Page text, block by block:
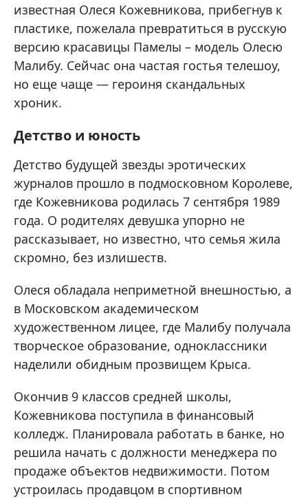
известная Олеся Кожевникова, прибегнув к
пластике, пожелала превратиться в русскую
версию красавицы Памелы – модель Олесю
Малибу. Сейчас она частая гостья телешоу,
но еще чаще — героиня скандальных
хроник.
Детство и юность
Детство будущей звезды эротических
журналов прошло в подмосковном Королеве,
где Кожевникова родилась 7 сентября 1989
года. О родителях девушка упорно не
рассказывает, но известно, что семья жила
скромно, без излишеств.
Олеся обладала неприметной внешностью, а
в Московском академическом
художественном лицее, где Малибу получала
творческое образование, одноклассники
наделили обидным прозвищем Крыса.
Окончив 9 классов средней школы,
Кожевникова поступила в финансовый
колледж. Планировала работать в банке, но
решила начать с должности менеджера по
продаже объектов недвижимости. Потом
устроилась продавцом в спортивном